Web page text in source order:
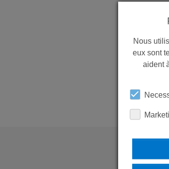
Nous
eux sont
aident